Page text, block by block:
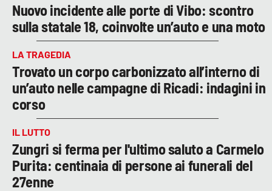
Nuovo incidente alle porte di Vibo: scontro
sulla statale 18, coinvolte un’auto e una moto
LA TRAGEDIA
Trovato un corpo carbonizzato all’interno di
un’auto nelle campagne di Ricadi: indagini in
corso
IL LUTTO
Zungri si ferma per l'ultimo saluto a Carmelo
Purita: centinaia di persone ai funerali del
27enne